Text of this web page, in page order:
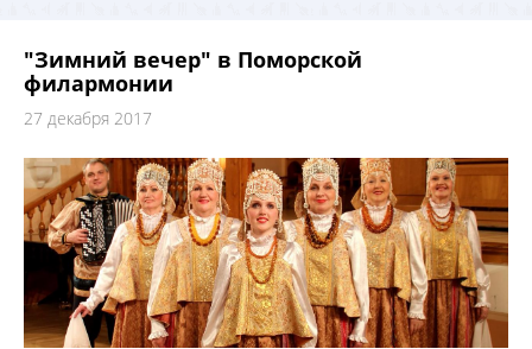
"Зимний вечер" в Поморской
филармонии
27 декабря 2017